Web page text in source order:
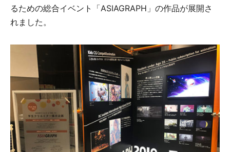
るための総合イベント「ASIAGRAPH」の作品が展開さ
れました。